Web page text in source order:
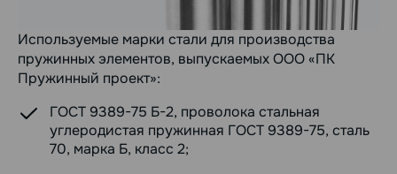
Используемые марки стали для производства
пружинных элементов, выпускаемых ООО «ПК
Пружинный проект»:
ГОСТ 9389-75 Б-2, проволока стальная
углеродистая пружинная ГОСТ 9389-75, сталь
70, марка Б, класс 2;